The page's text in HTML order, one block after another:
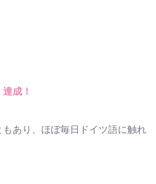
成！
もあり、ほぼ毎日ドイツ語に触れ